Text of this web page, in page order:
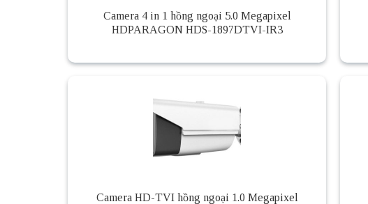
Camera 4 in 1 hồng ngoại 5.0 Megapixel
HDPARAGON HDS-1897DTVI-IR3
Camera HD-TVI hồng ngoại 1.0 Megapixel